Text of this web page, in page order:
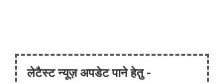
लेटैस्ट न्यूज़ अपडेट पाने हेतु -